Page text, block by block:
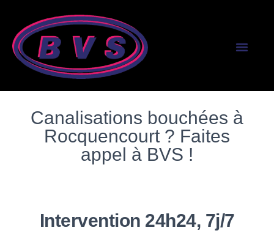
Canalisations bouchées à
Rocquencourt ? Faites
appel à BVS !
Intervention 24h24, 7j/7